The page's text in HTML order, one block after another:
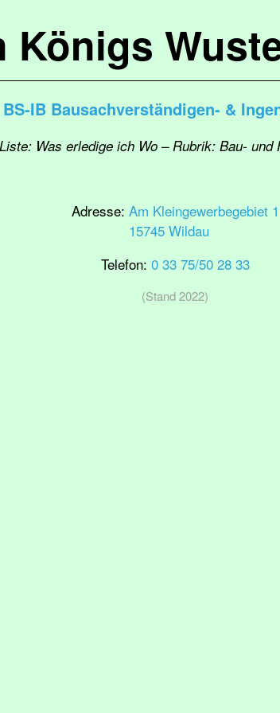
Königs
BS-IB Bausachverständigen- &
Liste: Was erledige ich Wo – Rubrik: Bau- und
Adresse: Am Kleingewerbegebiet 1
15745 Wildau
Telefon: 0 33 75/50 28 33
(Stand 2022)